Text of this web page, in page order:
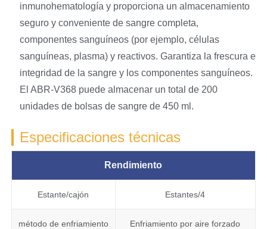
inmunohematología y proporciona un almacenamiento
seguro y conveniente de sangre completa,
componentes sanguíneos (por ejemplo, células
sanguíneas, plasma) y reactivos. Garantiza la frescura e
integridad de la sangre y los componentes sanguíneos.
El ABR-V368 puede almacenar un total de 200
unidades de bolsas de sangre de 450 ml.
Especificaciones técnicas
Rendimiento
Estante/cajón Estantes/4
método de enfriamiento Enfriamiento por aire forzado